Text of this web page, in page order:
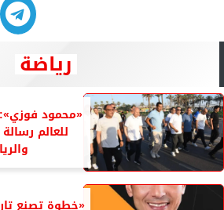
رياضة
«محمود فوزي»:
للعالم
«خطوة تصنع